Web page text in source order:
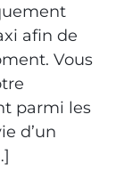
afin de
Vous
parmi les
d’un